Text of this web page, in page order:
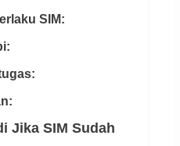
SIM:
Jika SIM Sudah